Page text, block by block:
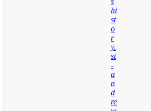
hi
st
o
r
y.
st
-
a
n
d
re